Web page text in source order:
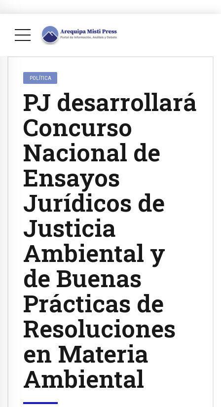
POLÍTICA
PJ desarrollará
Concurso
Nacional de
Ensayos
Jurídicos de
Justicia
Ambiental y
de Buenas
Prácticas de
Resoluciones
en Materia
Ambiental